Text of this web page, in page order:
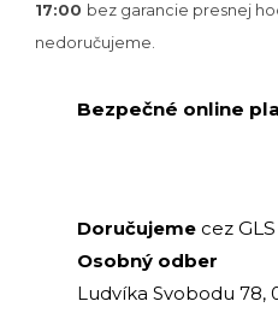
17:00 bez garancie presnej
nedoručujeme.
Bezpečné online
Doručujeme cez
Osobný odber
Ludvíka Svobodu 78,